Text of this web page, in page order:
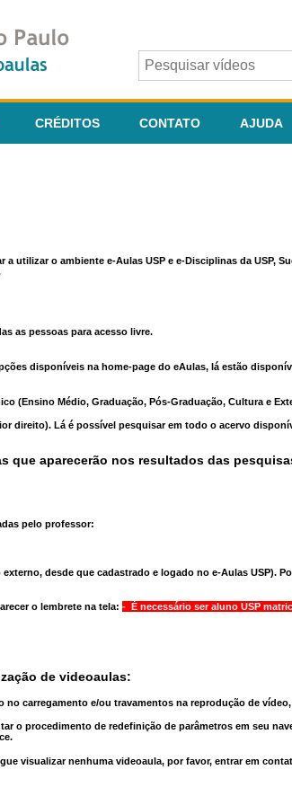
CRÉDITOS CONTATO AJUDA
utilizar o ambiente e-Aulas USP e e-Disciplinas da USP,
as pessoas para acesso livre.
disponíveis na home-page do eAulas, lá estão
(Ensino Médio, Graduação, Pós-Graduação, Cultura e
direito). Lá é possível pesquisar em todo o acervo
que aparecerão nos resultados das
pelo professor:
desde que cadastrado e logado no e-Aulas USP).
o lembrete na tela: - É necessário ser aluno USP
de videoaulas:
carregamento e/ou travamentos na reprodução de
o procedimento de redefinição de parâmetros em seu
visualizar nenhuma videoaula, por favor, entrar em